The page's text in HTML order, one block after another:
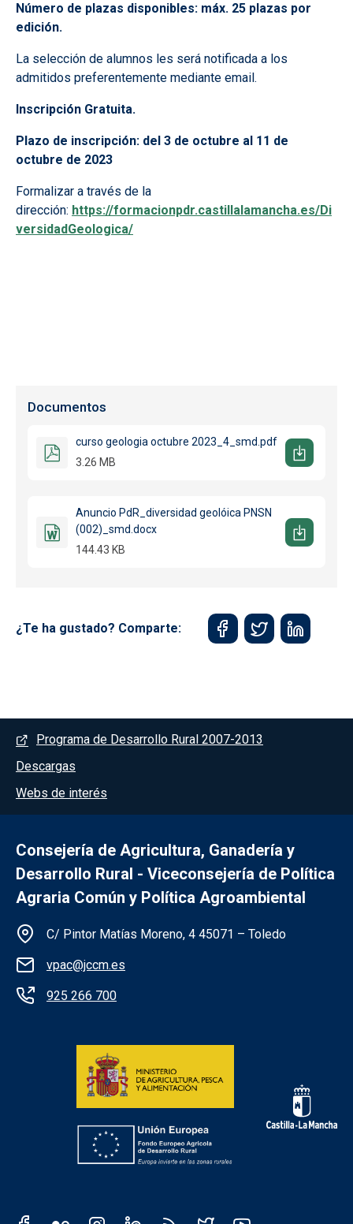
Número de plazas disponibles: máx. 25 plazas por
edición.
La selección de alumnos les será notificada a los
admitidos preferentemente mediante email.
Inscripción Gratuita.
Plazo de inscripción: del 3 de octubre al 11 de
octubre de 2023
Formalizar a través de la
dirección: https://formacionpdr.castillalamancha.es/Di
versidadGeologica/
Documentos
curso geologia octubre 2023_4_smd.pdf
3.26 MB
Anuncio PdR_diversidad geolóica PNSN
(002)_smd.docx
144.43 KB
¿Te ha gustado? Comparte:
Menú del pie
Programa de Desarrollo Rural 2007-2013
Descargas
Webs de interés
Consejería de Agricultura, Ganadería y
Desarrollo Rural - Viceconsejería de Política
Agraria Común y Política Agroambiental
Información de la institución
C/ Pintor Matías Moreno, 4 45071 – Toledo
vpac@jccm.es
925 266 700